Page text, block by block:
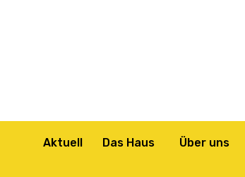
Aktuell Das Haus Über uns